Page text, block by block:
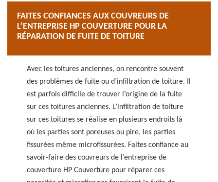
FAITES CONFIANCES AUX COUVREURS DE
L’ENTREPRISE HP COUVERTURE POUR LA
RÉPARATION DE FUITE DE TOITURE
Avec les toitures anciennes, on rencontre souvent
des problèmes de fuite ou d’infiltration de toiture. Il
est parfois difficile de trouver l’origine de la fuite
sur ces toitures anciennes. L’infiltration de toiture
sur ces toitures se réalise en plusieurs endroits là
où les parties sont poreuses ou pire, les parties
fissurées même microfissurées. Faites confiance au
savoir-faire des couvreurs de l’entreprise de
couverture HP Couverture pour réparer ces